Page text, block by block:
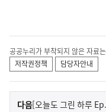
공공누리가 부착되지 않은 자료
저작권정책
담당자안내
이다음기